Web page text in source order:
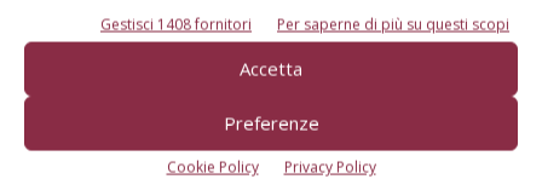
Gestisci 1408 fornitori Per saperne di più su questi scopi
Accetta
Preferenze
Cookie Policy Privacy Policy
Erpice a dischi Rol-Ex BT 300 e
rullo-cutter Rol-Ex WCNF 300
Verifica effettuata su una macchina con all’attivo una stagione
Di Ottavio Repetti